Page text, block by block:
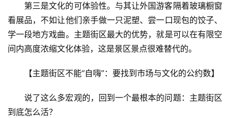
第三是文化的可体验性。与其让外国游客隔着玻璃橱窗
看展品，不如让他们亲手做一只泥塑、尝一口现包的饺子、
学一段地方戏曲。主题街区最大的优势，就是可以在有限空
间内高度浓缩文化体验，这是景区景点很难替代的。
【主题街区不能“自嗨”：要找到市场与文化的公约数】
说了这么多宏观的，回到一个最根本的问题：主题街区
到底怎么活？